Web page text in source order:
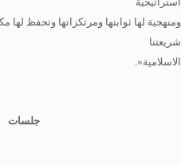
ومنهجية لها ثوابتها ومرتكزاتها وتحفظ
شريعتنا
الاسلامية«.
جلسات